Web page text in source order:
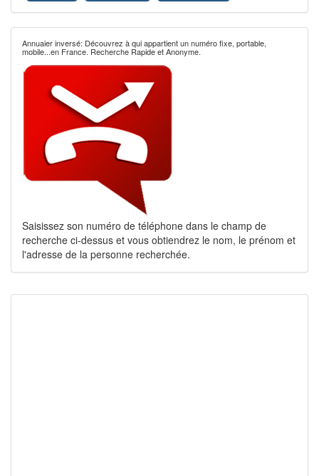
Annuaier inversé: Découvrez à qui appartient un numéro fixe, portable,
mobile...en France. Recherche Rapide et Anonyme.
Saisissez son numéro de téléphone dans le champ de
recherche ci-dessus et vous obtiendrez le nom, le prénom et
l'adresse de la personne recherchée.